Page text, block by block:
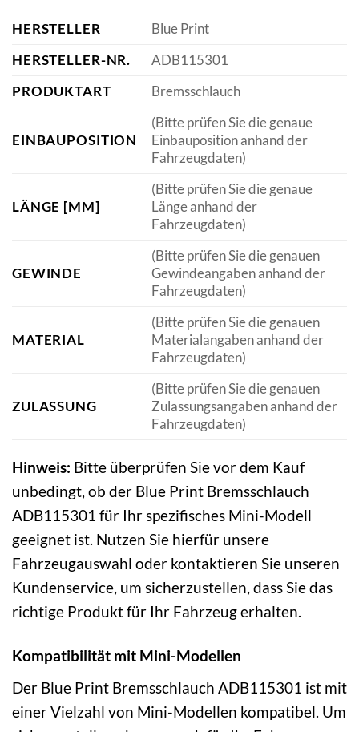
HERSTELLER
Blue Print
HERSTELLER-NR.
ADB115301
PRODUKTART
Bremsschlauch
EINBAUPOSITION
(Bitte prüfen Sie die genaue
Einbauposition anhand der
Fahrzeugdaten)
LÄNGE [MM]
(Bitte prüfen Sie die genaue
Länge anhand der
Fahrzeugdaten)
GEWINDE
(Bitte prüfen Sie die genauen
Gewindeangaben anhand der
Fahrzeugdaten)
MATERIAL
(Bitte prüfen Sie die genauen
Materialangaben anhand der
Fahrzeugdaten)
ZULASSUNG
(Bitte prüfen Sie die genauen
Zulassungsangaben anhand der
Fahrzeugdaten)
Hinweis: Bitte überprüfen Sie vor dem Kauf
unbedingt, ob der Blue Print Bremsschlauch
ADB115301 für Ihr spezifisches Mini-Modell
geeignet ist. Nutzen Sie hierfür unsere
Fahrzeugauswahl oder kontaktieren Sie unseren
Kundenservice, um sicherzustellen, dass Sie das
richtige Produkt für Ihr Fahrzeug erhalten.
Kompatibilität mit Mini-Modellen
Der Blue Print Bremsschlauch ADB115301 ist mit
einer Vielzahl von Mini-Modellen kompatibel. Um